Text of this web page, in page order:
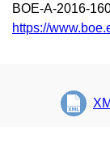
BOE-A-2016-
https://